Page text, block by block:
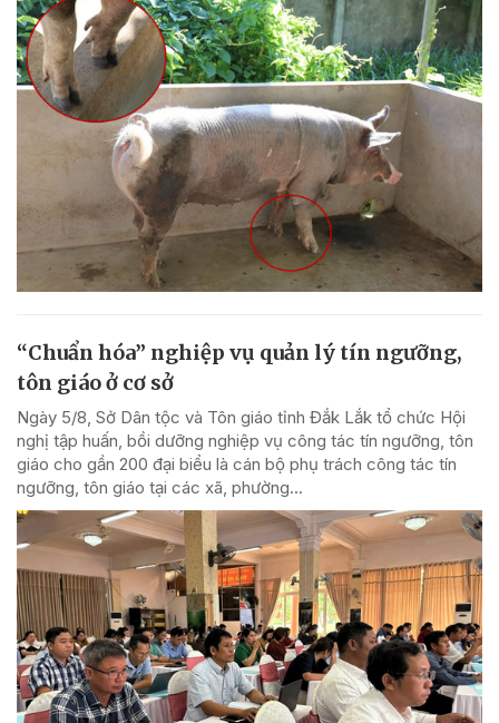
“Chuẩn hóa” nghiệp vụ quản lý tín ngưỡng,
tôn giáo ở cơ sở
Ngày 5/8, Sở Dân tộc và Tôn giáo tỉnh Đắk Lắk tổ chức Hội
nghị tập huấn, bồi dưỡng nghiệp vụ công tác tín ngưỡng, tôn
giáo cho gần 200 đại biểu là cán bộ phụ trách công tác tín
ngưỡng, tôn giáo tại các xã, phường...